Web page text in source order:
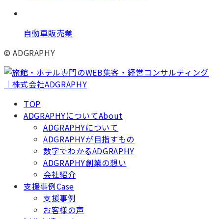
自動車販売業
© ADGRAPHY
TOP
ADGRAPHYについてAbout
ADGRAPHYについて
ADGRAPHYが目指すもの
数字でわかるADGRAPHY
ADGRAPHY創業の想い
会社紹介
支援事例Case
支援事例
お客様の声